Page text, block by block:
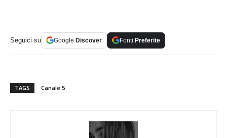
Seguici su Google Discover Fonti Preferite
TAGS Canale 5